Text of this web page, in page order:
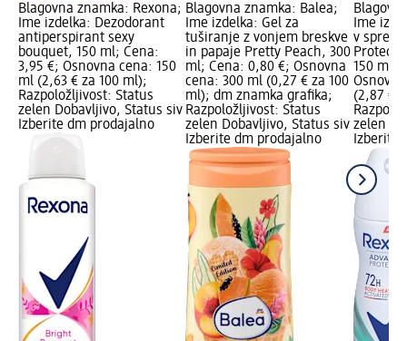
Blagovna znamka: Rexona;
Ime izdelka: Dezodorant
antiperspirant sexy
bouquet, 150 ml; Cena:
3,95 €; Osnovna cena: 150
ml (2,63 € za 100 ml);
Razpoložljivost: Status
zelen Dobavljivo, Status siv
Izberite dm prodajalno
Blagovna znamka: Balea;
Ime izdelka: Gel za
tuširanje z vonjem breskve
in papaje Pretty Peach, 300
ml; Cena: 0,80 €; Osnovna
cena: 300 ml (0,27 € za 100
ml); dm znamka grafika;
Razpoložljivost: Status
zelen Dobavljivo, Status siv
Izberite dm prodajalno
Ime
v spreju
150 ml;
(2,87 €
zelen
Izberite